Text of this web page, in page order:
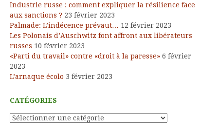
Industrie russe : comment expliquer la résilience face
aux sanctions ? 23 février 2023
Palmade: L’indécence prévaut… 12 février 2023
Les Polonais d’Auschwitz font affront aux libérateurs
russes 10 février 2023
«Parti du travail» contre «droit à la paresse» 6 février
2023
L’arnaque écolo 3 février 2023
CATÉGORIES
Catégories